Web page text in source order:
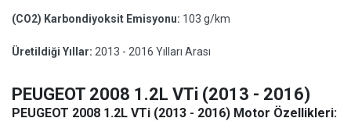
(CO2) Karbondiyoksit Emisyonu: 103 g/km
Üretildiği Yıllar: 2013 - 2016 Yılları Arası
PEUGEOT 2008 1.2L VTi (2013 - 2016)
PEUGEOT 2008 1.2L VTi (2013 - 2016) Motor Özellikleri: